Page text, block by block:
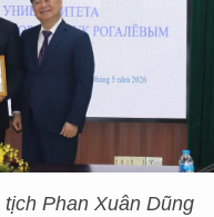
Phan Xuân Dũng